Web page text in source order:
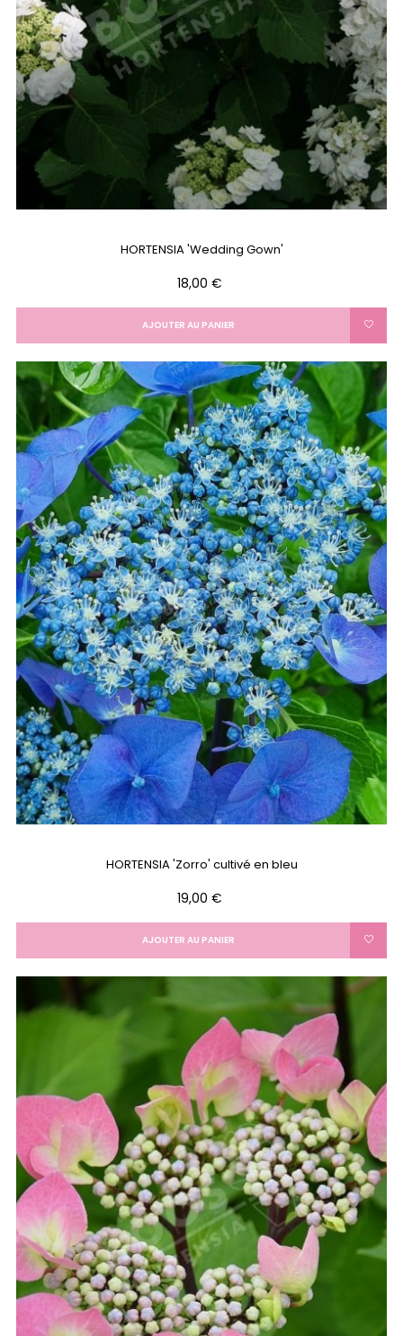
HORTENSIA 'Wedding Gown'
Prix
18,00 €
AJOUTER AU PANIER
HORTENSIA 'Zorro' cultivé en bleu
Prix
19,00 €
AJOUTER AU PANIER